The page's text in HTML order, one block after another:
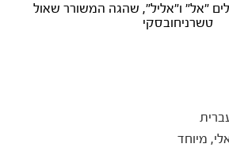
"אל" ו"אליל", שהגה המשורר שאול
טשרניחובסקי
מיוחד